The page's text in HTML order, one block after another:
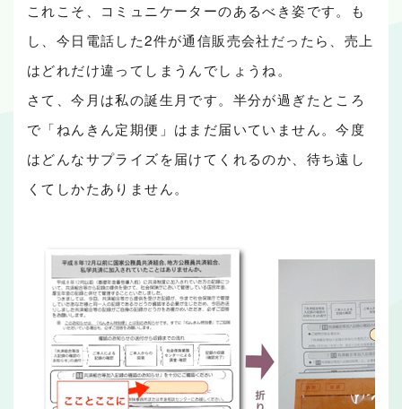
これこそ、コミュニケーターのあるべき姿です。も
し、今日電話した2件が通信販売会社だったら、売上
はどれだけ違ってしまうんでしょうね。
さて、今月は私の誕生月です。半分が過ぎたところ
で「ねんきん定期便」はまだ届いていません。今度
はどんなサプライズを届けてくれるのか、待ち遠し
くてしかたありません。